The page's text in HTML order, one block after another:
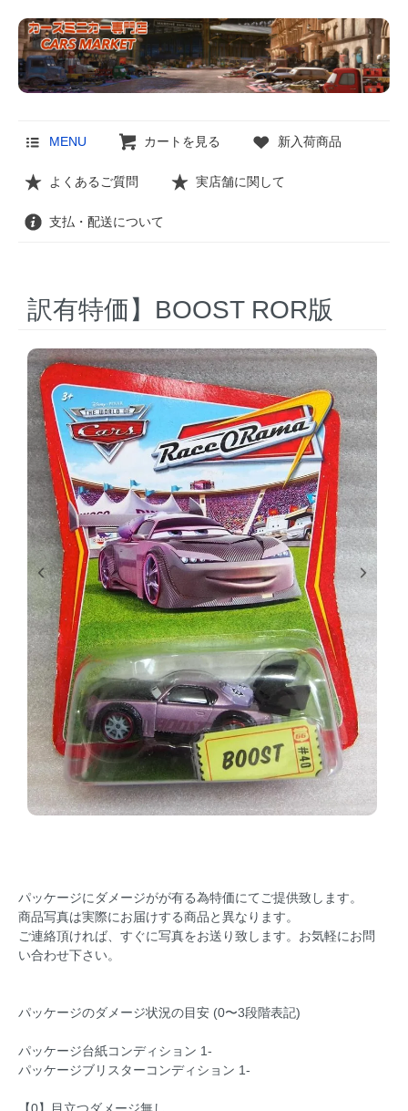
MENU カートを見る 新入荷商品
よくあるご質問 実店舗に関して
支払・配送について
訳有特価】BOOST ROR版
パッケージにダメージがが有る為特価にてご提供致します。
商品写真は実際にお届けする商品と異なります。
ご連絡頂ければ、すぐに写真をお送り致します。お気軽にお問
い合わせ下さい。
パッケージのダメージ状況の目安 (0〜3段階表記)
パッケージ台紙コンディション 1-
パッケージブリスターコンディション 1-